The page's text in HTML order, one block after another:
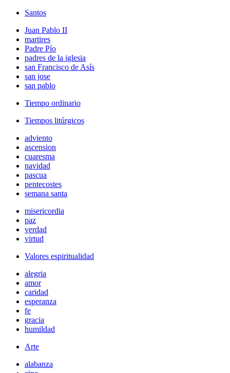
Santos
Juan Pablo II
martires
Padre Pío
padres de la iglesia
san Francisco de Asís
san jose
san pablo
Tiempo ordinario
Tiempos litúrgicos
adviento
ascension
cuaresma
navidad
pascua
pentecostes
semana santa
misericordia
paz
verdad
virtud
Valores espiritualidad
alegria
amor
caridad
esperanza
fe
gracia
humildad
Arte
alabanza